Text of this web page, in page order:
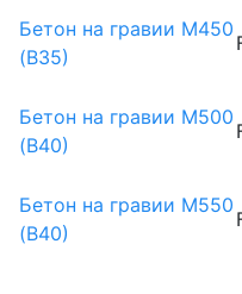
Бетон на гравии М450
(В35)
Бетон на гравии М500
(В40)
Бетон на гравии М550
(В40)